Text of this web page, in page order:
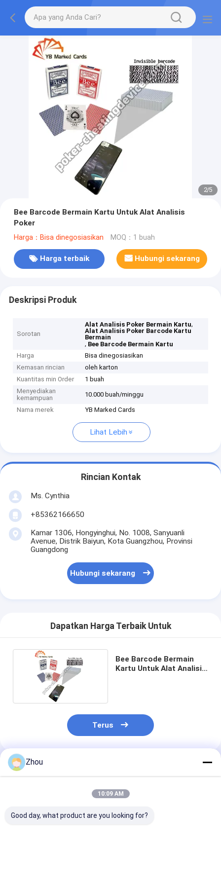
2/5
Bee Barcode Bermain Kartu Untuk Alat Analisis
Poker
Harga：Bisa dinegosiasikan MOQ：1 buah
Harga terbaik Hubungi sekarang
Deskripsi Produk
Sorotan
Alat Analisis Poker Bermain Kartu,
Alat Analisis Poker Barcode Kartu
Bermain
, Bee Barcode Bermain Kartu
Harga
Bisa dinegosiasikan
Kemasan rincian
oleh karton
Kuantitas min Order
1 buah
Menyediakan
kemampuan
10.000 buah/minggu
Nama merek YB Marked Cards
Lihat Lebih
Rincian Kontak
Ms. Cynthia
‪+85362166650‬
Kamar 1306, Hongyinghui, No. 1008, Sanyuanli
Avenue, Distrik Baiyun, Kota Guangzhou, Provinsi
Guangdong
Hubungi sekarang
Dapatkan Harga Terbaik Untuk
Bee Barcode Bermain
Kartu Untuk Alat Analisis
Terus
Rekomendasi Produk
Zhou
10:09 AM
Good day, what product are you looking for?